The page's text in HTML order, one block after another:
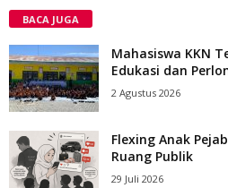
BACA JUGA
Mahasiswa KKN
Edukasi dan
2 Agustus 2026
Flexing Anak
Ruang Publik
29 Juli 2026